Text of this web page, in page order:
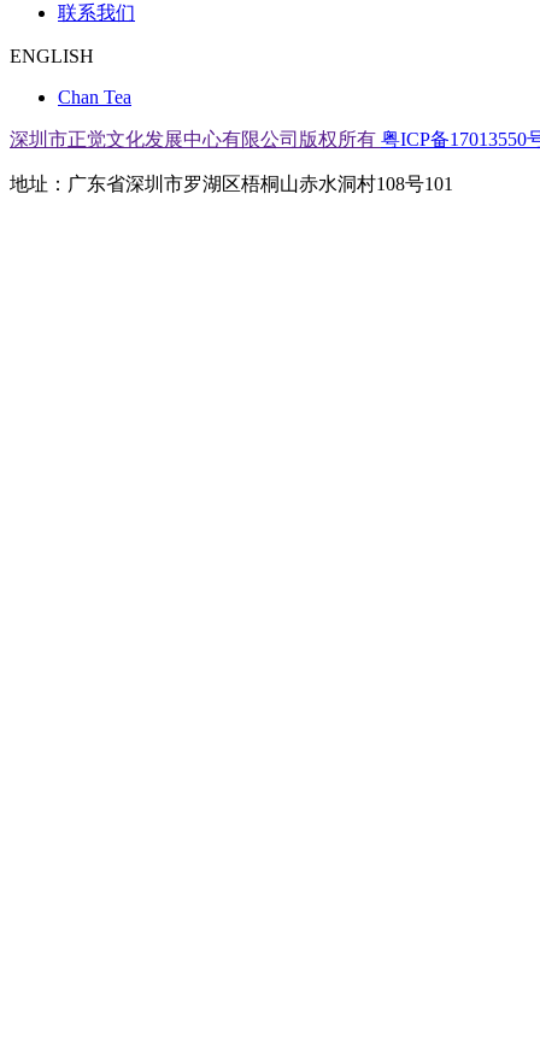
联系我们
ENGLISH
Chan Tea
深圳市正觉文化发展中心有限公司版权所有 粤ICP备17013550
地址：广东省深圳市罗湖区梧桐山赤水洞村108号101